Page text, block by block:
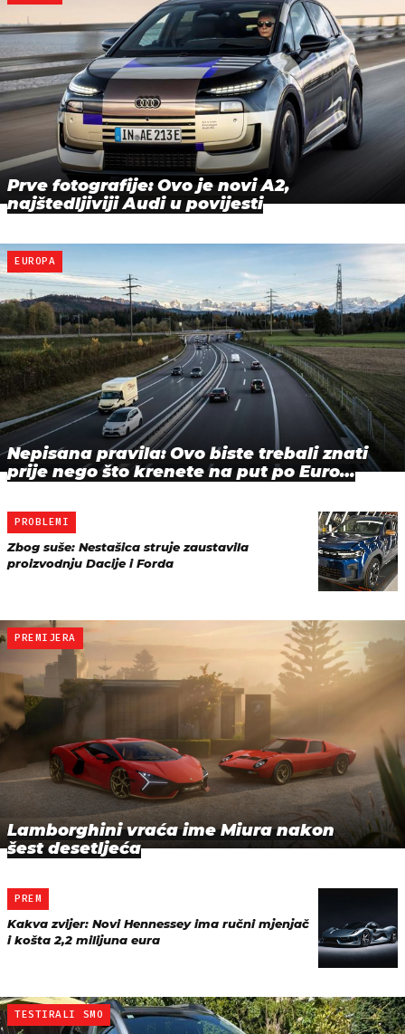
Prve fotografije: Ovo je novi A2,
najštedljiviji Audi u povijesti
EUROPA
Nepisana pravila: Ovo biste trebali znati
prije nego što krenete na put po Euro…
PROBLEMI
Zbog suše: Nestašica struje zaustavila
proizvodnju Dacije i Forda
PREMIJERA
Lamborghini vraća ime Miura nakon
šest desetljeća
PREM
Kakva zvijer: Novi Hennessey ima ručni mjenjač
i košta 2,2 milijuna eura
TESTIRALI SMO